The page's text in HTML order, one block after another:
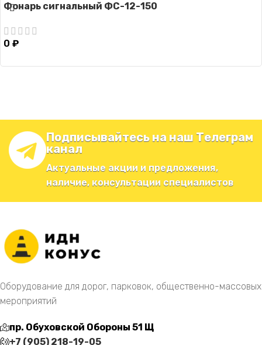
Фонарь сигнальный ФС-12-150
0 ₽
Подписывайтесь на наш Телеграм
канал
Актуальные акции и предложения,
наличие, консультации специалистов
Оборудование для дорог, парковок, общественно-массовых
мероприятий
пр. Обуховской Обороны 51 Щ
+7 (905) 218-19-05